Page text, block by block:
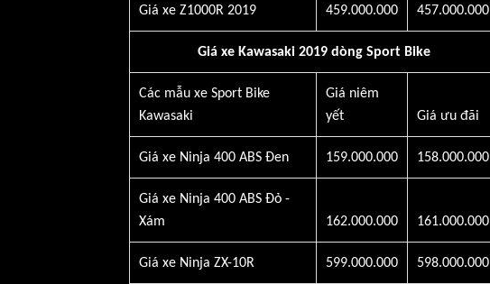
Giá xe Z1000R 2019 459.000.000 457.000.000
Giá xe Kawasaki 2019 dòng Sport Bike
Các mẫu xe Sport Bike
Kawasaki
Giá niêm
yết
Giá ưu đãi
Giá xe Ninja 400 ABS Đen 159.000.000 158.000.000
Giá xe Ninja 400 ABS Đỏ -
Xám
162.000.000 161.000.000
Giá xe Ninja ZX-10R 599.000.000 598.000.000